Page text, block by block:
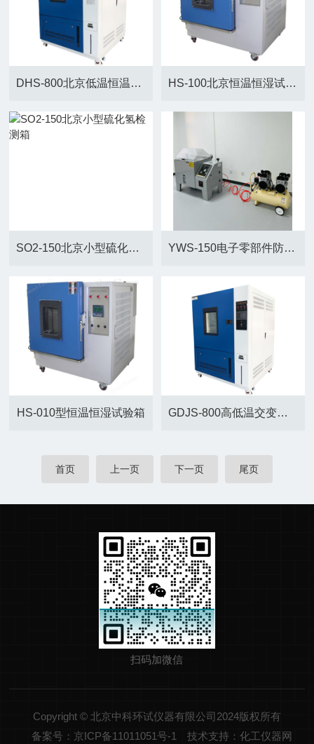
DHS-800北京低温恒温试验箱 HS-100北京恒温恒湿试验箱
SO2-150北京小型硫化氢检测箱 YWS-150电子零部件防腐盐雾试验箱
HS-010型恒温恒湿试验箱 GDJS-800高低温交变湿热环境试验箱
首页 上一页 下一页 尾页
扫码加微信
Copyright © 北京中科环试仪器有限公司2024版权所有
备案号：京ICP备11011051号-1
技术支持：化工仪器网